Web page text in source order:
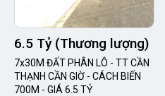
6.5 Tỷ (Thương lượng)
7x30M ĐẤT PHÂN LÔ - TT CẦN
THẠNH CẦN GIỜ - CÁCH BIẾN
700M - GIÁ 6.5 TỶ